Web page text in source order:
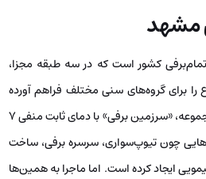
مشهد
کشور است که در سه طبقه مجزا،
برای گروه‌های سنی مختلف فراهم آورده
است. در طبقه اول و دوم این مجموعه، «سرزمین برفی» با دمای ثابت منفی ۷
چون تیوپ‌سواری، سرسره برفی، ساخت
ایجاد کرده است. اما ماجرا به همین‌ها